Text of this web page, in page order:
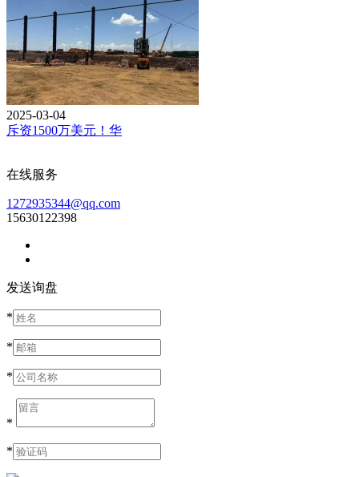
2025-03-04
斥资1500万美元！华
在线服务
1272935344@qq.com
15630122398
发送询盘
*
*
*
*
*